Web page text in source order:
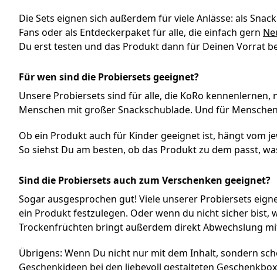
Die Sets eignen sich außerdem für viele Anlässe: als
Fans oder als Entdeckerpaket für alle, die einfach gern
Du erst testen und das Produkt dann für Deinen Vorrat
Für wen sind die Probiersets geeignet?
Unsere Probiersets sind für alle, die KoRo
Menschen mit großer Snackschublade. Und für
Ob ein Produkt auch für Kinder geeignet ist, hängt vom
So siehst Du am besten, ob das Produkt zu dem passt,
Sind die Probiersets auch zum Verschenken geeignet?
Sogar ausgesprochen gut! Viele unserer Probiersets
ein Produkt festzulegen. Oder wenn du nicht sicher bist,
Trockenfrüchten bringt außerdem direkt Abwechslung
Übrigens: Wenn Du nicht nur mit dem Inhalt, sondern
Geschenkideen bei den liebevoll gestalteten